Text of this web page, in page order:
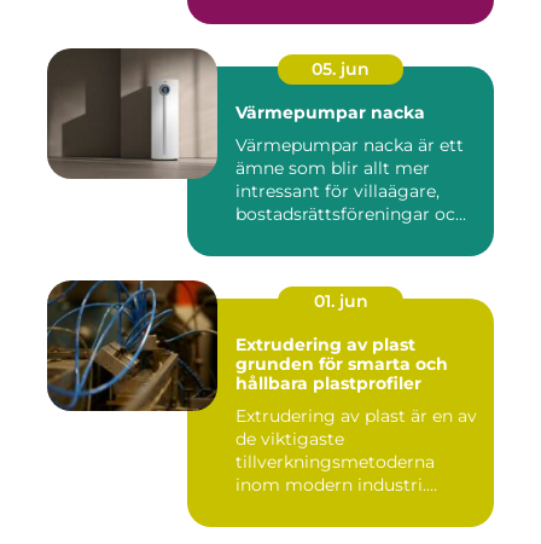
05. jun
Värmepumpar nacka
Värmepumpar nacka är ett
ämne som blir allt mer
intressant för villaägare,
bostadsrättsföreningar oc...
01. jun
Extrudering av plast
grunden för smarta och
hållbara plastprofiler
Extrudering av plast är en av
de viktigaste
tillverkningsmetoderna
inom modern industri.